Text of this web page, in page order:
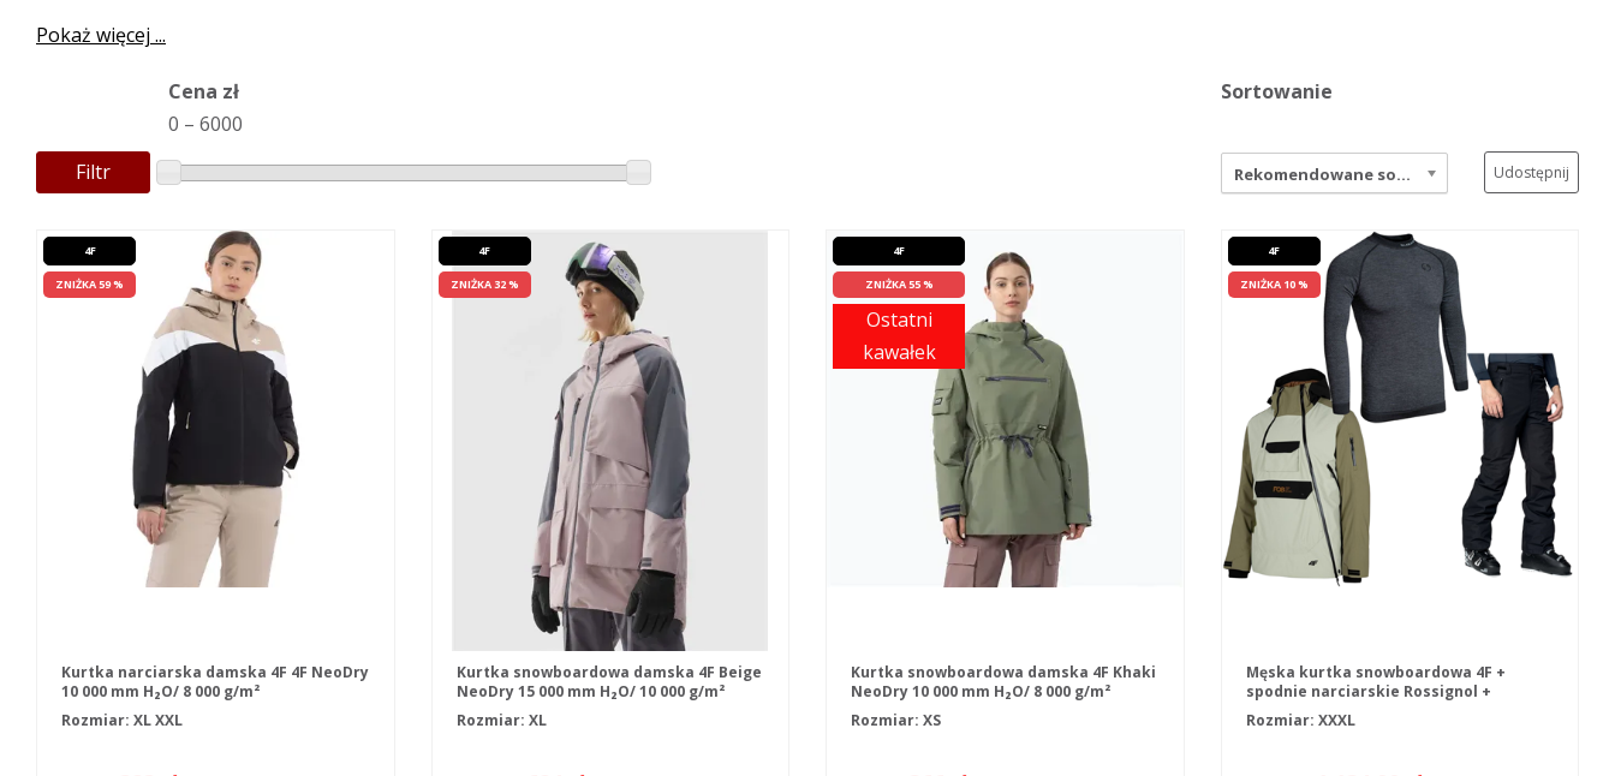
Pokaż więcej ...
Filtr
Cena zł
0 – 6000
Sortowanie
Rekomendowane sortowanie Udostępnij
4F
ZNIŻKA 59 %
Kurtka narciarska damska 4F 4F NeoDry
10 000 mm H₂O/ 8 000 g/m²
Rozmiar: XLXXL
4F
ZNIŻKA 32 %
Kurtka snowboardowa damska 4F Beige
NeoDry 15 000 mm H₂O/ 10 000 g/m²
Rozmiar: XL
4F
ZNIŻKA 55 %
Ostatni
kawałek
Kurtka snowboardowa damska 4F Khaki
NeoDry 10 000 mm H₂O/ 8 000 g/m²
Rozmiar: XS
4F
ZNIŻKA 10 %
Męska kurtka snowboardowa 4F +
spodnie narciarskie Rossignol +
podkoszulek
Rozmiar: XXXL